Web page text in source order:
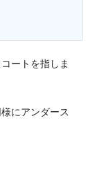
ートを指しま
にアンダース